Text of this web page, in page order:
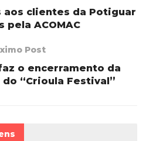
aos clientes da Potiguar
pela ACOMAC
Post
o encerramento da
“Crioula Festival”